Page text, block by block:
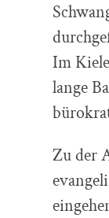
Im
lange
Zu der